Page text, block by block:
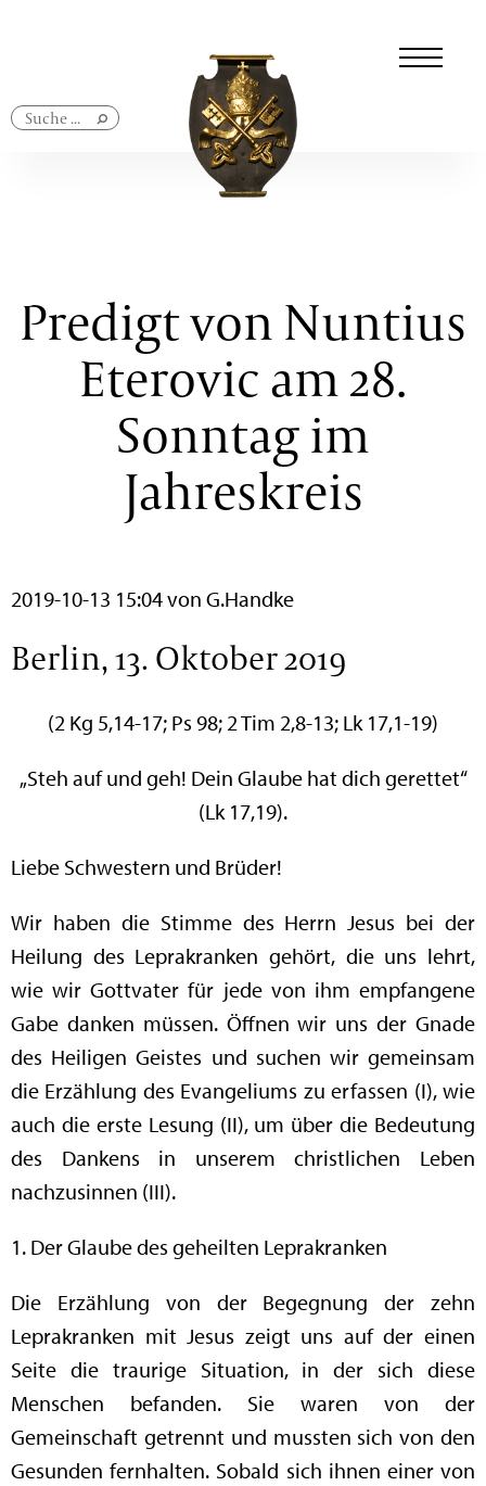
Predigt von Nuntius
Eterovic am 28.
Sonntag im
Jahreskreis
2019-10-13 15:04von G.Handke
Berlin, 13. Oktober 2019
(2 Kg 5,14-17; Ps 98; 2 Tim 2,8-13; Lk 17,1-19)
„Steh auf und geh! Dein Glaube hat dich gerettet“
(Lk 17,19).
Liebe Schwestern und Brüder!
Wir haben die Stimme des Herrn Jesus bei der
Heilung des Leprakranken gehört, die uns lehrt,
wie wir Gottvater für jede von ihm empfangene
Gabe danken müssen. Öffnen wir uns der Gnade
des Heiligen Geistes und suchen wir gemeinsam
die Erzählung des Evangeliums zu erfassen (I), wie
auch die erste Lesung (II), um über die Bedeutung
des Dankens in unserem christlichen Leben
nachzusinnen (III).
1. Der Glaube des geheilten Leprakranken
Die Erzählung von der Begegnung der zehn
Leprakranken mit Jesus zeigt uns auf der einen
Seite die traurige Situation, in der sich diese
Menschen befanden. Sie waren von der
Gemeinschaft getrennt und mussten sich von den
Gesunden fernhalten. Sobald sich ihnen einer von